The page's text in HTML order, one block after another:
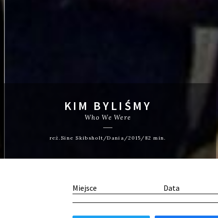
KIM BYLIŚMY
Who We Were
reż.Sine Skibsholt/Dania/2015/82 min.
Miejsce Data